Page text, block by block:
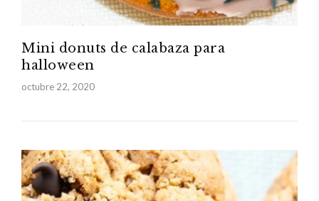
Mini donuts de calabaza para
halloween
octubre 22, 2020